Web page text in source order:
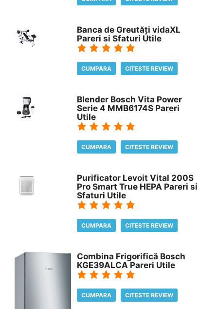
Banca de Greutăți vidaXL
Pareri si Sfaturi Utile
CUMPARA CITESTE REVIEW
Blender Bosch Vita Power
Serie 4 MMB6174S Pareri
Utile
CUMPARA CITESTE REVIEW
Purificator Levoit Vital 200S
Pro Smart True HEPA Pareri si
Sfaturi Utile
CUMPARA CITESTE REVIEW
Combina Frigorifică Bosch
KGE39ALCA Pareri Utile
CUMPARA CITESTE REVIEW